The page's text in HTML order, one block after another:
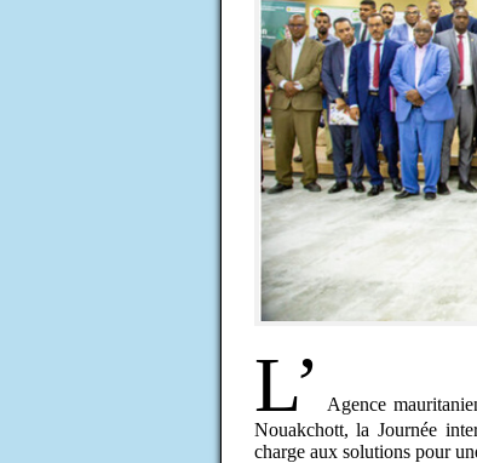
L’
Agence
Nouakchott, la Journée
charge aux solutions pour